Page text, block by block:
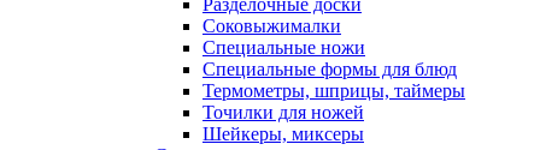
Разделочные доски
Соковыжималки
Специальные ножи
Специальные формы для блюд
Термометры, шприцы, таймеры
Точилки для ножей
Шейкеры, миксеры